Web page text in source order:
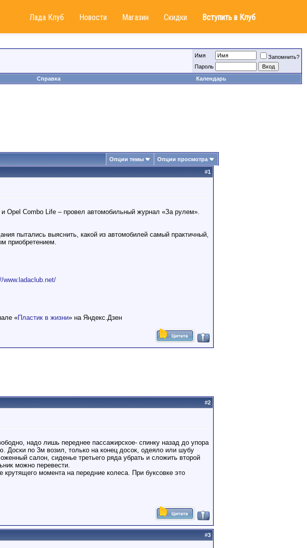
Лада Клуб Новости Магазин Скидки Вступить в Клуб
Имя
Запомнить?
Пароль
Справка Календарь
Опции темы Опции просмотра
#1
Opel Combo Life – провел автомобильный журнал «За рулем».
пытались выяснить, какой из автомобилей самый практичный,
приобретением.
www.ladaclub.net/
«Пластик в жизни» на Яндекс.Дзен
#2
надо лишь переднее пассажирское- спинку назад до упора
Доски по 3м возил, только на конец досок, одеяло или шубу
салон, сиденье третьего ряда убрать и сложить второй
можно перевести.
момента на передние колеса. При буксовке это
#3